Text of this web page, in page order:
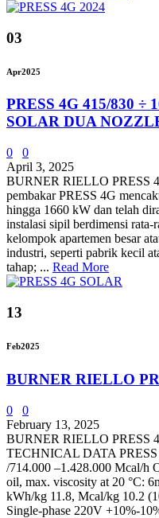
03
Apr2025
PRESS 4G 415/830
SOLAR DUA
0
0
April 3, 2025
BURNER RIELLO PRESS
pembakar PRESS 4G
hingga 1660 kW dan telah
instalasi sipil berdimensi rata-
kelompok apartemen besar
industri, seperti pabrik kecil
tahap; ... Read More
13
Feb2025
BURNER RIELLO
0
0
February 13, 2025
BURNER RIELLO PRESS
TECHNICAL DATA PRESS
/714.000 –1.428.000 Mcal/h
oil, max. viscosity at 20 °C:
kWh/kg 11.8, Mcal/kg 10.2
Single-phase 220V +10%-